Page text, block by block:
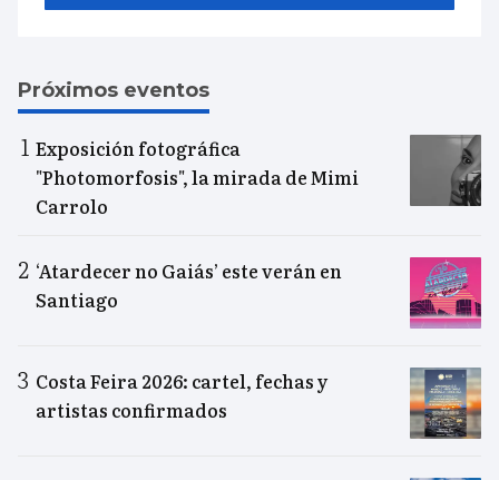
Próximos eventos
Exposición fotográfica
"Photomorfosis", la mirada de Mimi
Carrolo
‘Atardecer no Gaiás’ este verán en
Santiago
Costa Feira 2026: cartel, fechas y
artistas confirmados